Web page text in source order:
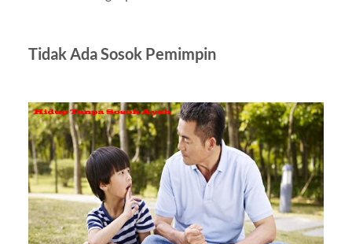
Tidak Ada Sosok Pemimpin